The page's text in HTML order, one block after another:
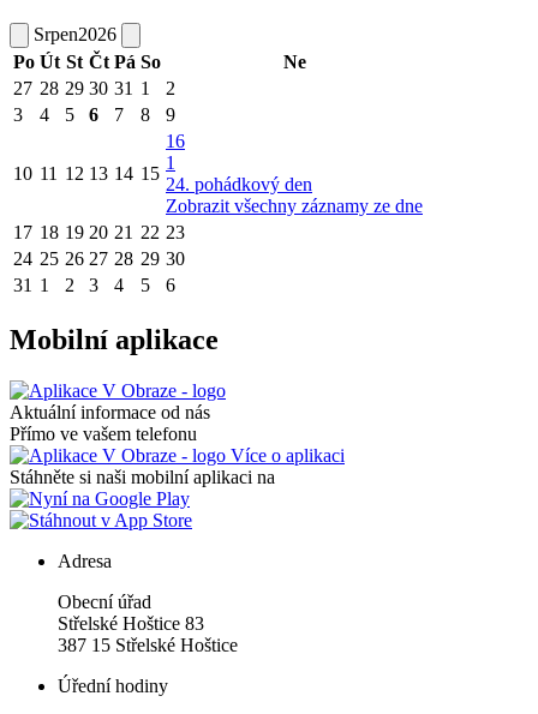
Srpen2026
Po Út St Čt Pá So
Ne
27 28 29 30 31 1
2
3
4 5 6 7 8 9
10 11 12 13 14 15
16
1
24. pohádkový den
Zobrazit všechny záznamy ze dne
17 18 19 20 21 22 23
24 25 26 27 28 29 30
31 1 2 3 4 5 6
Mobilní aplikace
Aktuální informace od nás
Přímo ve vašem telefonu
Více o aplikaci
Stáhněte si naši mobilní aplikaci na
Adresa
Obecní úřad
Střelské Hoštice 83
387 15 Střelské Hoštice
Úřední hodiny